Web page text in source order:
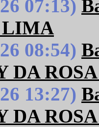
07:13)
LIMA
08:54)
DA
13:27)
DA